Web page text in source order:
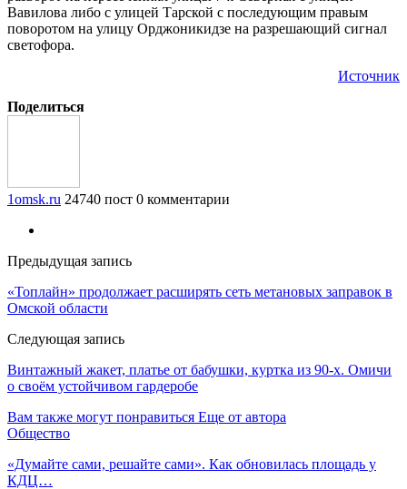
Вавилова либо с улицей Тарской с последующим правым
поворотом на улицу Орджоникидзе на разрешающий сигнал
светофора.
Источник
Поделиться
1omsk.ru 24740 пост 0 комментарии
Предыдущая запись
«Топлайн» продолжает расширять сеть метановых заправок в
Омской области
Следующая запись
Винтажный жакет, платье от бабушки, куртка из 90-х. Омичи
о своём устойчивом гардеробе
Вам также могут понравиться Еще от автора
Общество
«Думайте сами, решайте сами». Как обновилась площадь у
КДЦ…